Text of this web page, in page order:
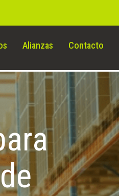
Alianzas Contacto